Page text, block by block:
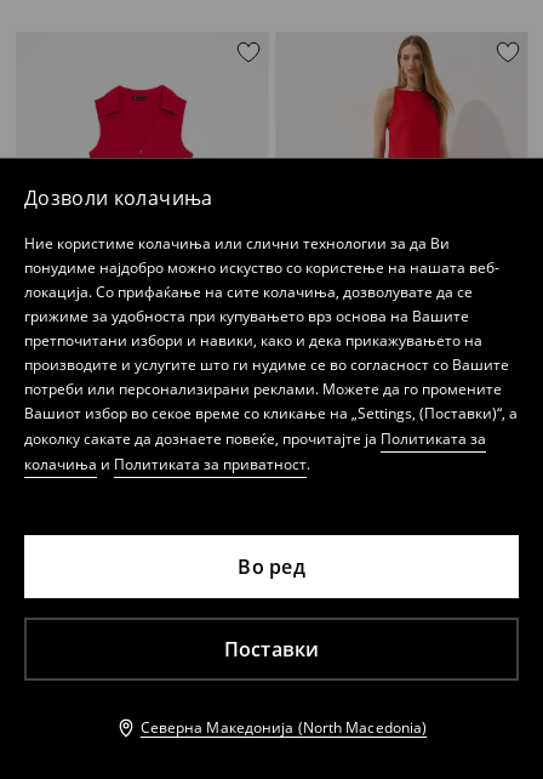
Дозволи колачиња
Ние користиме колачиња или слични технологии за да Ви
понудиме најдобро можно искуство со користење на нашата веб-
локација. Со прифаќање на сите колачиња, дозволувате да се
грижиме за удобноста при купувањето врз основа на Вашите
претпочитани избори и навики, како и дека прикажувањето на
производите и услугите што ги нудиме се во согласност со Вашите
потреби или персонализирани реклами. Можете да го промените
Вашиот избор во секое време со кликање на „Settings, (Поставки)“, а
доколку сакате да дознаете повеќе, прочитајте ја Политиката за
колачиња и Политиката за приватност.
Поставки
Во ред
Северна Македонија (North Macedonia)
Мини фустан
ПОСЛЕДНИ ПАРЧИЊА
1 399 MKD
Трапезоиден мини фустан
999 MKD 1 199 MKD
BESTSELLER